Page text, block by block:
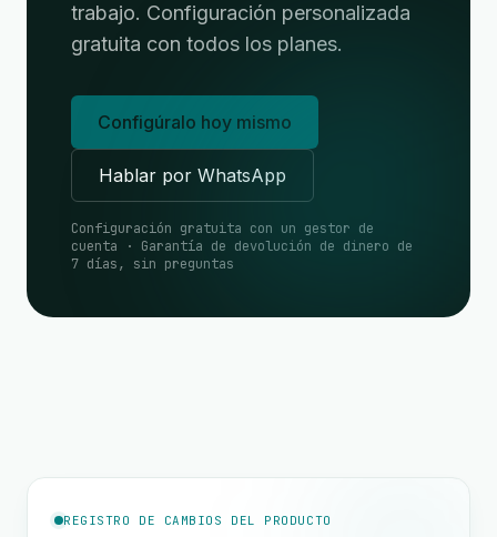
trabajo. Configuración personalizada
gratuita con todos los planes.
Configúralo hoy mismo
Hablar por WhatsApp
Configuración gratuita con un gestor de
cuenta · Garantía de devolución de dinero de
7 días, sin preguntas
REGISTRO DE CAMBIOS DEL PRODUCTO